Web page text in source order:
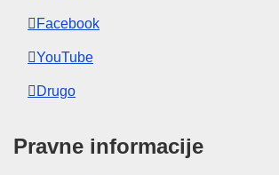
Facebook
YouTube
Drugo
Pravne informacije